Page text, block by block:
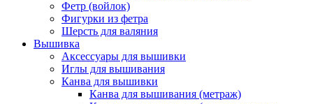
Фетр (войлок)
Фигурки из фетра
Шерсть для валяния
Вышивка
Аксессуары для вышивки
Иглы для вышивания
Канва для вышивки
Канва для вышивания (метраж)